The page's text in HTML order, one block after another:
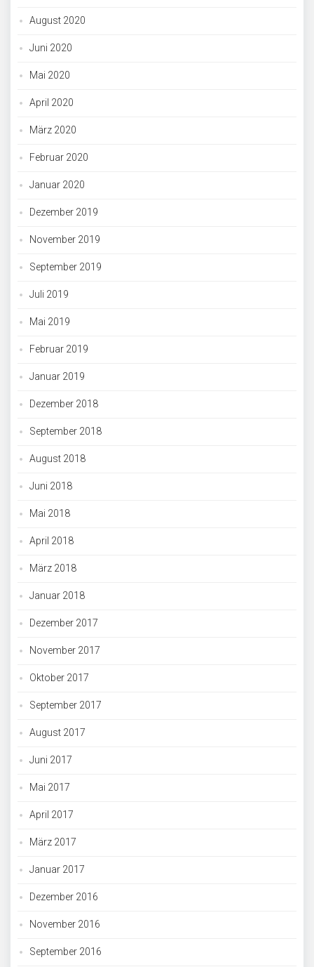
August 2020
Juni 2020
Mai 2020
April 2020
März 2020
Februar 2020
Januar 2020
Dezember 2019
November 2019
September 2019
Juli 2019
Mai 2019
Februar 2019
Januar 2019
Dezember 2018
September 2018
August 2018
Juni 2018
Mai 2018
April 2018
März 2018
Januar 2018
Dezember 2017
November 2017
Oktober 2017
September 2017
August 2017
Juni 2017
Mai 2017
April 2017
März 2017
Januar 2017
Dezember 2016
November 2016
September 2016